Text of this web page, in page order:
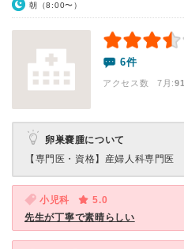
朝（8:00〜）
6件
アクセス数 7月:91
卵巣嚢腫について
【専門医・資格】 産婦人科専門医
小児科
5.0
先生が丁寧で素晴らしい